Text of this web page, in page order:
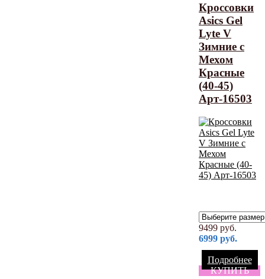
Кроссовки
Asics Gel
Lyte V
Зимние с
Мехом
Красные
(40-45)
Арт-16503
9499 руб.
6999 руб.
Подробнее
КУПИТЬ